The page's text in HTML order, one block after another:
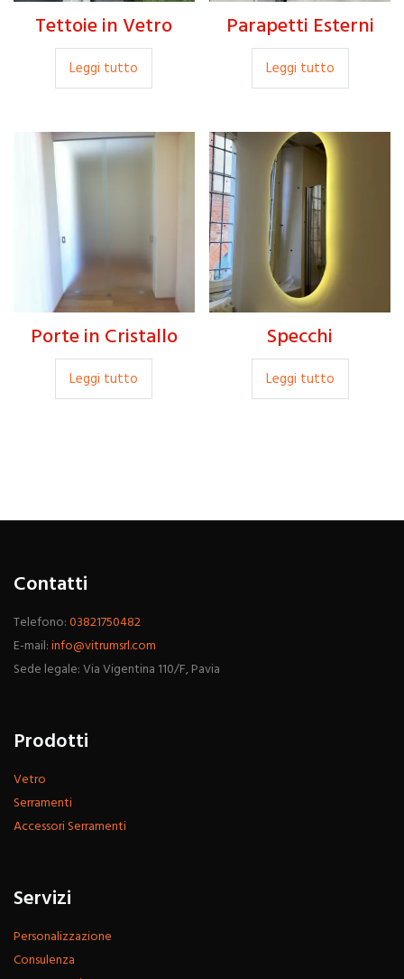
Tettoie in Vetro
Leggi tutto
Parapetti Esterni
Leggi tutto
Porte in Cristallo
Leggi tutto
Specchi
Leggi tutto
Contatti
Telefono:03821750482
E-mail:info@vitrumsrl.com
Sede legale: Via Vigentina 110/F, Pavia
Prodotti
Vetro
Serramenti
Accessori Serramenti
Servizi
Personalizzazione
Consulenza